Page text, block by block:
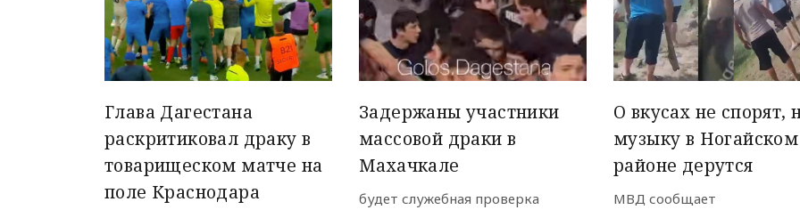
Глава Дагестана
раскритиковал драку в
товарищеском матче на
поле Краснодара
Задержаны участники
массовой драки в
Махачкале
будет служебная проверка
О вкусах не спорят,
музыку в Ногайском
районе дерутся
МВД сообщает